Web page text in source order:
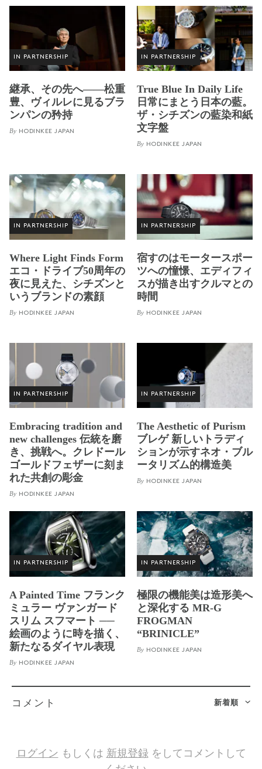
IN PARTNERSHIP
継承、その先へ——松重
豊、ヴィルレに見るブラ
ンパンの矜持
By HODINKEE JAPAN
IN PARTNERSHIP
True Blue In Daily Life
日常にまとう日本の藍。
ザ・シチズンの藍染和紙
文字盤
By HODINKEE JAPAN
IN PARTNERSHIP
Where Light Finds Form
エコ・ドライブ50周年の
夜に見えた、シチズンと
いうブランドの素顔
By HODINKEE JAPAN
IN PARTNERSHIP
宿すのはモータースポー
ツへの憧憬、エディフィ
スが描き出すクルマとの
時間
By HODINKEE JAPAN
IN PARTNERSHIP
Embracing tradition and
new challenges 伝統を磨
き、挑戦へ。クレドール
ゴールドフェザーに刻ま
れた共創の彫金
By HODINKEE JAPAN
IN PARTNERSHIP
The Aesthetic of Purism
ブレゲ 新しいトラディ
ションが示すネオ・ブル
ータリズム的構造美
By HODINKEE JAPAN
IN PARTNERSHIP
A Painted Time フランク
ミュラー ヴァンガード
スリム スフマート ──
絵画のように時を描く、
新たなるダイヤル表現
By HODINKEE JAPAN
IN PARTNERSHIP
極限の機能美は造形美へ
と深化する MR-G
FROGMAN
“BRINICLE”
By HODINKEE JAPAN
新着順
コメント
ログイン もしくは 新規登録をしてコメントして